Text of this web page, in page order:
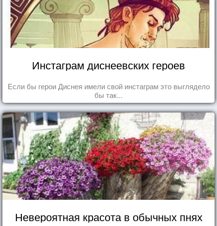
Инстаграм диснеевских героев
Если бы герои Диснея имели свой инстаграм это выглядело
бы так...
Невероятная красота в обычных пнях